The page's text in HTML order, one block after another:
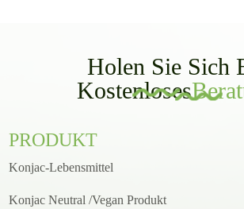
Holen Sie Sich
Kostenloses
PRODUKT
Konjac-Lebensmittel
Konjac Neutral /Vegan Produkt